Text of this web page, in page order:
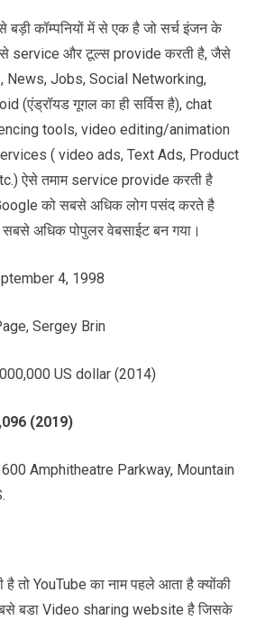
बड़ी कॉम्पनियों में से एक है जो सर्च इंजन के
service और टूल्स provide करती है, जैसे
News, Jobs, Social Networking,
(एंड्रॉयड गूगल का ही सर्विस है), chat
tools, video editing/animation
( video ads, Text Ads, Product
ऐसे तमाम service provide करती है
को सबसे अधिक लोग पसंद करते है
सबसे अधिक पोपुलर वेबसाईट बन गया।
4, 1998
Sergey Brin
US dollar (2014)
,096 (2019)
Amphitheatre Parkway, Mountain
है तो YouTube का नाम पहले आता है क्योंकी
बडा Video sharing website है जिसके